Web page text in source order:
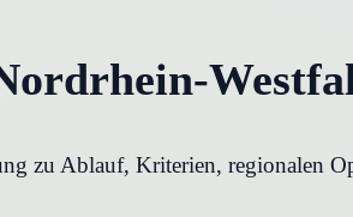
zu Ablauf, Kriterien, regionalen